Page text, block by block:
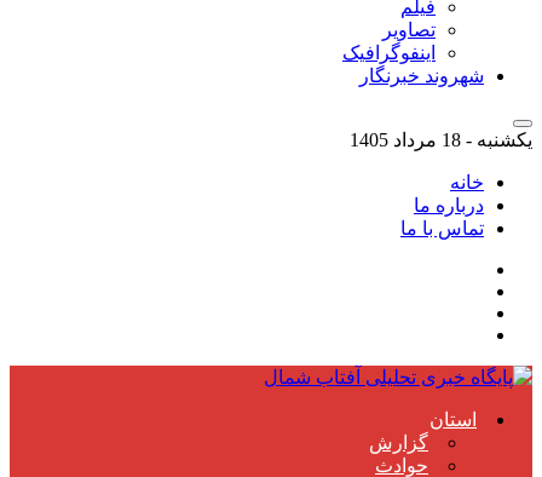
فیلم
تصاویر
اینفوگرافیک
شهروند خبرنگار
یکشنبه - 18 مرداد 1405
خانه
درباره ما
تماس با ما
استان
گزارش
حوادث